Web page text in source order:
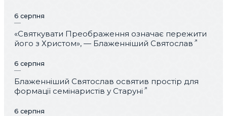
6 серпня
«Святкувати Преображення означає пережити
його з Христом», — Блаженніший Святослав
6 серпня
Блаженніший Святослав освятив простір для
формації семінаристів у Старуні
6 серпня